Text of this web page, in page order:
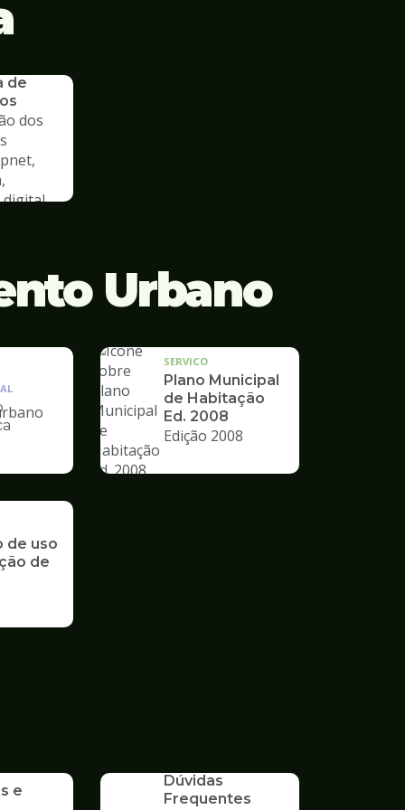
de
dos
digital
Urbano
SERVICO
Plano Municipal
de Habitação
Ed. 2008
Edição 2008
de uso
de
e
Dúvidas
Frequentes